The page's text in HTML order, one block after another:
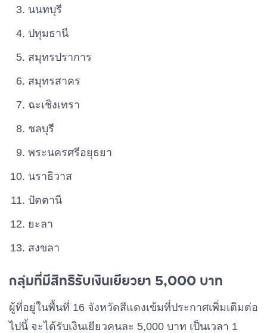
นนทบุรี
ปทุมธานี
สมุทรปราการ
สมุทรสาคร
ฉะเชิงเทรา
ชลบุรี
พระนครศรีอยุธยา
นราธิวาส
ปัตตานี
ยะลา
สงขลา
กลุ่มที่มีสิทธิรับเงินเยียวยา 5,000 บาท
ผู้ที่อยู่ในพื้นที่ 16 จังหวัดสีแดงเข้มที่ประกาศเพิ่มเติมต่อ
ไปนี้ จะได้รับเงินเยียวคนละ 5,000 บาท เป็นเวลา 1